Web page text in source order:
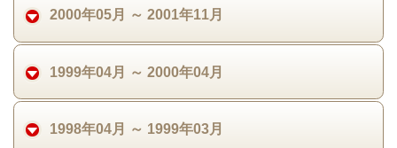
2000年05月 ～ 2001年11月
1999年04月 ～ 2000年04月
1998年04月 ～ 1999年03月